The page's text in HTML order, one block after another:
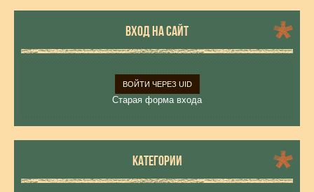
ВХОД НА САЙТ
ВОЙТИ ЧЕРЕЗ UID
Старая форма входа
КАТЕГОРИИ